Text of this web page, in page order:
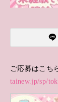
ご応募はこち
tainew.jp/sp/